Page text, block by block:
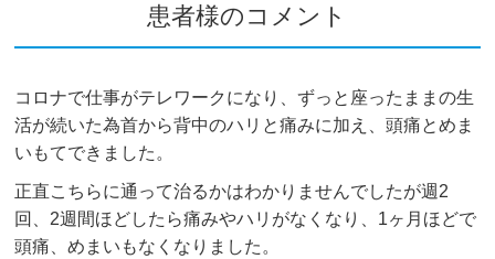
患者様のコメント
コロナで仕事がテレワークになり、ずっと座ったままの生
活が続いた為首から背中のハリと痛みに加え、頭痛とめま
いもてできました。
正直こちらに通って治るかはわかりませんでしたが週2
回、2週間ほどしたら痛みやハリがなくなり、1ヶ月ほどで
頭痛、めまいもなくなりました。